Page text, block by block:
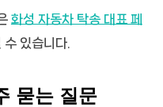
화성 자동차 탁송 대표 페
있습니다.
묻는 질문